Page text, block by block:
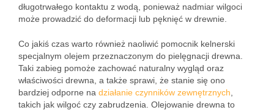
długotrwałego kontaktu z wodą, ponieważ nadmiar wilgoci
może prowadzić do deformacji lub pęknięć w drewnie.
Co jakiś czas warto również naoliwić pomocnik kelnerski
specjalnym olejem przeznaczonym do pielęgnacji drewna.
Taki zabieg pomoże zachować naturalny wygląd oraz
właściwości drewna, a także sprawi, że stanie się ono
bardziej odporne na działanie czynników zewnętrznych
takich jak wilgoć czy zabrudzenia. Olejowanie drewna to